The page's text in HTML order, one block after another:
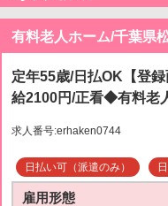
有料老人ホーム/千葉県
定年55歳/日払OK【登
給2100円/正看◆有料老
求人番号:erhaken0744
日払い可（派遣のみ）
雇用形態